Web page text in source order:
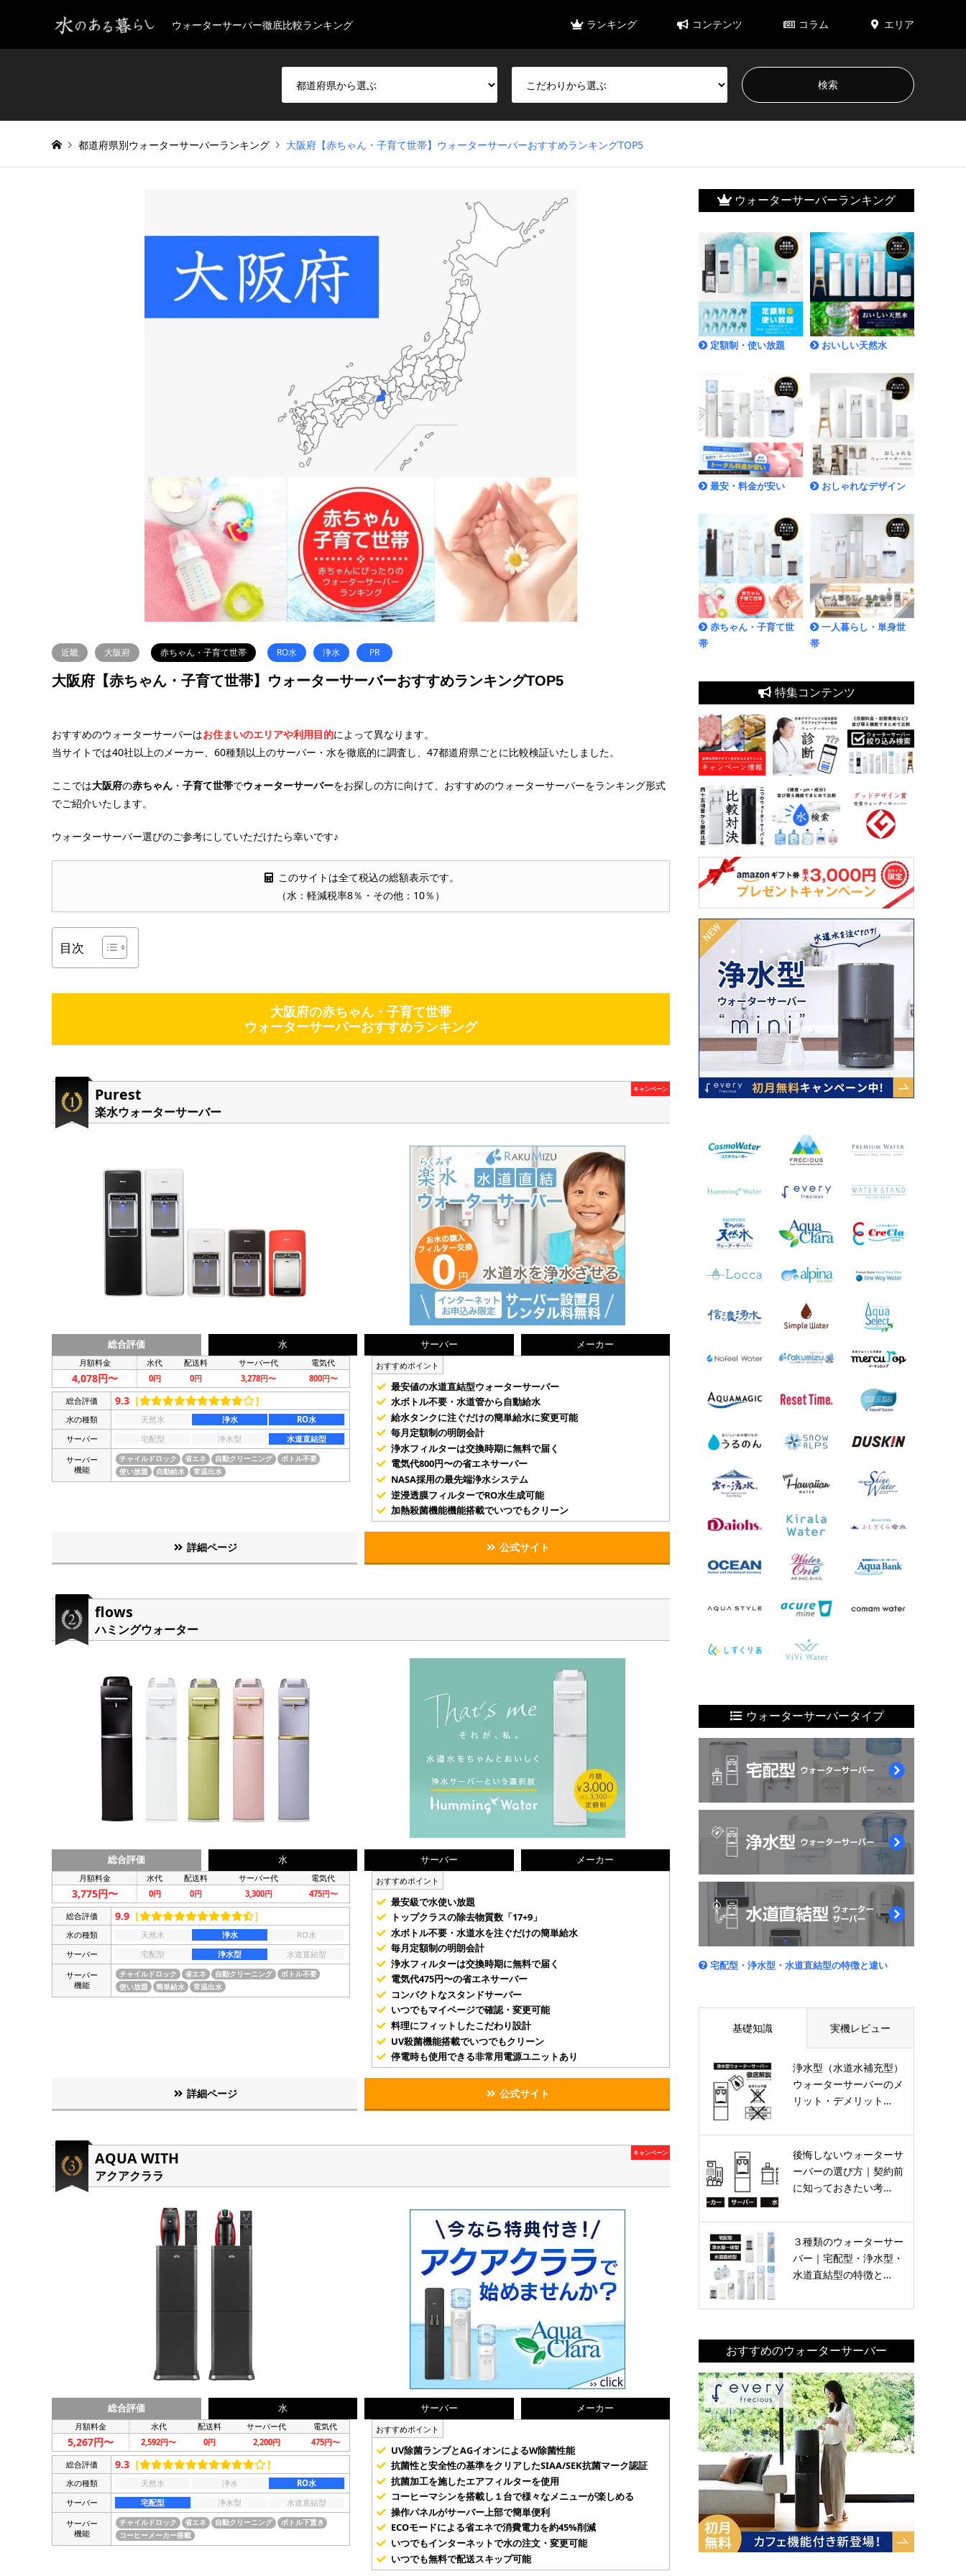
ウォーターサーバー徹底比較ランキング ランキング コンテンツ コラム エリア
都道府県別ウォーターサーバーランキング 大阪府【赤ちゃん・子育て世帯】ウォーターサーバーおすすめランキングTOP5
近畿 大阪府 赤ちゃん・子育て世帯 RO水 浄水 PR
大阪府【赤ちゃん・子育て世帯】ウォーターサーバーおすすめランキングTOP5
おすすめのウォーターサーバーはお住まいのエリアや利用目的によって異なります。
当サイトでは40社以上のメーカー、60種類以上のサーバー・水を徹底的に調査し、47都道府県ごとに比較検証いたしました。
ここでは大阪府の赤ちゃん ・ 子育て世帯でウォーターサーバーをお探しの方に向けて、おすすめのウォーターサーバーをランキング形式
でご紹介いたします。
ウォーターサーバー選びのご参考にしていただけたら幸いです♪
このサイトは全て税込の総額表示です。
（水：軽減税率8％・その他：10％）
目次
大阪府の赤ちゃん・子育て世帯
ウォーターサーバーおすすめランキング
Purest
楽水ウォーターサーバー
キャンペーン
総合評価 水 サーバー メーカー
月額料金 水代 配送料 サーバー代 電気代
4,078円〜 0円 0円 3,278円〜 800円〜
総合評価 9.3 ［ ］
水の種類 天然水 浄水
RO水
サーバー
宅配型 浄水型
水道直結型
サーバー
機能
チャイルドロック 省エネ 自動クリーニング
ボトル不要
使い放題
自動給水 常温出水
おすすめポイント
最安値の水道直結型ウォーターサーバー
水ボトル不要・水道管から自動給水
給水タンクに注ぐだけの簡単給水に変更可能
毎月定額制の明朗会計
浄水フィルターは交換時期に無料で届く
電気代800円〜の省エネサーバー
NASA採用の最先端浄水システム
逆浸透膜フィルターでRO水生成可能
加熱殺菌機能機能搭載でいつでもクリーン
詳細ページ 公式サイト
flows
ハミングウォーター
総合評価 水 サーバー メーカー
月額料金 水代 配送料 サーバー代 電気代
3,775円〜 0円 0円 3,300円 475円〜
総合評価 9.9 ［ ］
水の種類 天然水 浄水
RO水
サーバー
宅配型 浄水型
水道直結型
サーバー
機能
チャイルドロック 省エネ 自動クリーニング
ボトル不要
使い放題
簡単給水 常温出水
おすすめポイント
最安級で水使い放題
トップクラスの除去物質数「17+9」
水ボトル不要・水道水を注ぐだけの簡単給水
毎月定額制の明朗会計
浄水フィルターは交換時期に無料で届く
電気代475円〜の省エネサーバー
コンパクトなスタンドサーバー
いつでもマイページで確認・変更可能
料理にフィットしたこだわり設計
UV殺菌機能搭載でいつでもクリーン
停電時も使用できる非常用電源ユニットあり
詳細ページ 公式サイト
AQUA WITH
アクアクララ
キャンペーン
総合評価 水 サーバー メーカー
月額料金 水代 配送料 サーバー代 電気代
5,267円〜 2,592円〜 0円 2,200円 475円〜
総合評価 9.3 ［ ］
水の種類 天然水 浄水
RO水
サーバー
宅配型 浄水型
水道直結型
サーバー
機能
チャイルドロック 省エネ 自動クリーニング
ボトル下置き
コーヒーメーカー搭載
おすすめポイント
UV除菌ランプとAGイオンによるW除菌性能
抗菌性と安全性の基準をクリアしたSIAA/SEK抗菌マーク認証
抗菌加工を施したエアフィルターを使用
コーヒーマシンを搭載し１台で様々なメニューが楽しめる
操作パネルがサーバー上部で簡単便利
ECOモードによる省エネで消費電力を約45%削減
いつでもインターネットで水の注文・変更可能
いつでも無料で配送スキップ可能
ウォーターサーバーランキング
定額制・使い放題 おいしい天然水
最安・料金が安い おしゃれなデザイン
赤ちゃん・子育て世
帯
一人暮らし・単身世
帯
特集コンテンツ
ウォーターサーバータイプ
宅配型・浄水型・水道直結型の特徴と違い
基礎知識 実機レビュー
浄水型（水道水補充型）
ウォーターサーバーのメ
リット・デメリット…
後悔しないウォーターサ
ーバーの選び方｜契約前
に知っておきたい考…
３種類のウォーターサー
バー｜宅配型・浄水型・
水道直結型の特徴と…
おすすめのウォーターサーバー